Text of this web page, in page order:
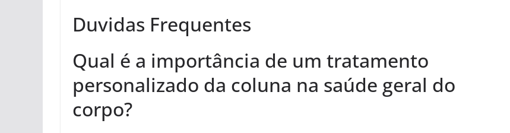
Duvidas Frequentes
Qual é a importância de um tratamento
personalizado da coluna na saúde geral do
corpo?